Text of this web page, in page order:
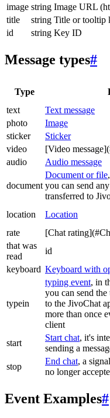
image string Image URL
title
string Title or tooltip
id
string Key ID
Message types#
Type
text
Text message
photo
Image
sticker
Sticker
video
[Video
audio
Audio message
document
Document or file
you can send
transferred to
location Location
rate
[Chat
that was
read
id
keyboard Keyboard with
typein
typing event, in
you can send
to the JivoChat
more than once
client
start
Start chat, it's
sending a
stop
End chat, a
no longer
Event Examples#